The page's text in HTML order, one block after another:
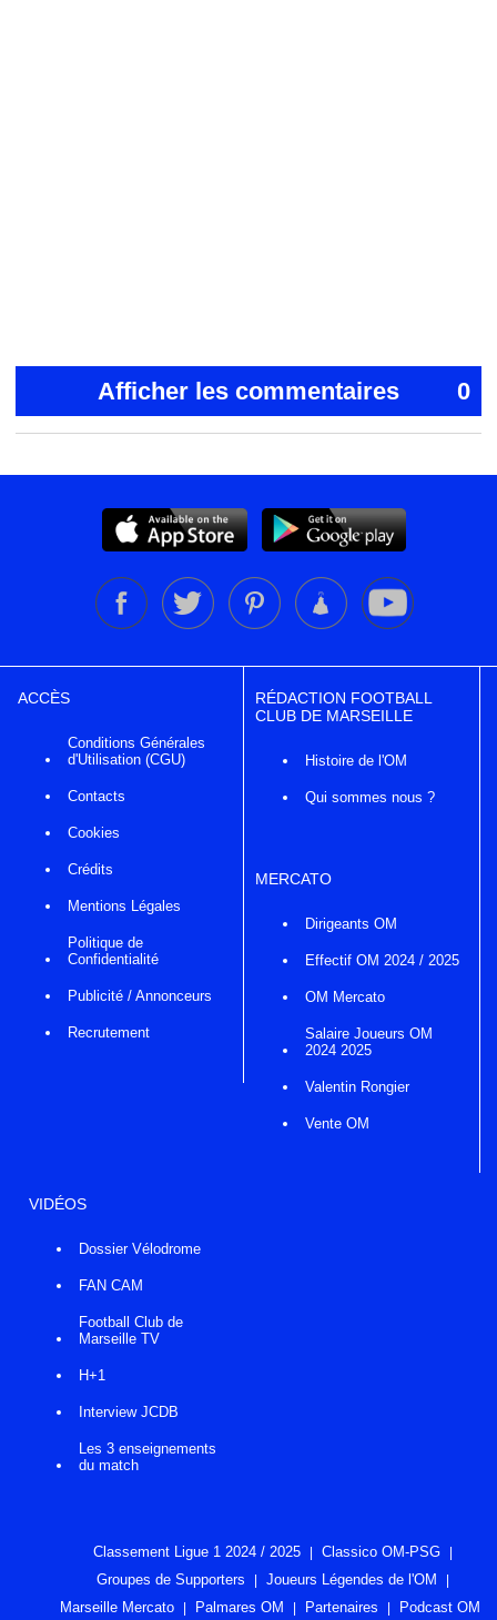
Afficher les commentaires 0
ACCÈS
Conditions Générales
d'Utilisation (CGU)
Contacts
Cookies
Crédits
Mentions Légales
Politique de
Confidentialité
Publicité / Annonceurs
Recrutement
RÉDACTION FOOTBALL
CLUB DE MARSEILLE
Histoire de l'OM
Qui sommes nous ?
MERCATO
Dirigeants OM
Effectif OM 2024 / 2025
OM Mercato
Salaire Joueurs OM
2024 2025
Valentin Rongier
Vente OM
VIDÉOS
Dossier Vélodrome
FAN CAM
Football Club de
Marseille TV
H+1
Interview JCDB
Les 3 enseignements
du match
Classement Ligue 1 2024 / 2025
Classico OM-PSG
Groupes de Supporters
Joueurs Légendes de l'OM
Marseille Mercato
Palmares OM Partenaires Podcast OM